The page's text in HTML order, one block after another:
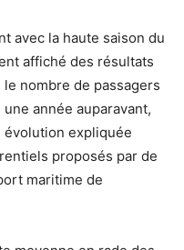
avec la haute saison du
affiché des résultats
nombre de passagers
année auparavant,
évolution expliquée
proposés par de
maritime de